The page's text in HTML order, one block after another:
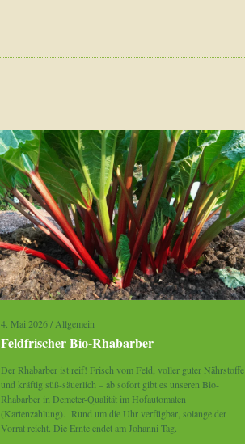
4. Mai 2026 / Allgemein
Feldfrischer Bio-Rhabarber
Der Rhabarber ist reif! Frisch vom Feld, voller guter Nährstoffe
und kräftig süß-säuerlich – ab sofort gibt es unseren Bio-
Rhabarber in Demeter-Qualität im Hofautomaten
(Kartenzahlung). Rund um die Uhr verfügbar, solange der
Vorrat reicht. Die Ernte endet am Johanni Tag.